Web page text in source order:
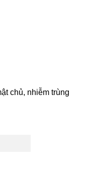
chủ, nhiễm trùng